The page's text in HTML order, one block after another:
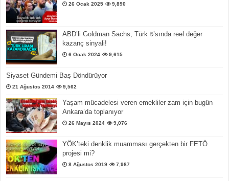
26 Ocak 2025 9,890
ABD’li Goldman Sachs, Türk ₺’sında reel değer
kazanç sinyali!
6 Ocak 2024 9,615
Siyaset Gündemi Baş Döndürüyor
21 Ağustos 2014 9,562
Yaşam mücadelesi veren emekliler zam için bugün
Ankara’da toplanıyor
26 Mayıs 2024 9,076
YÖK’teki denklik muamması gerçekten bir FETÖ
projesi mi?
8 Ağustos 2019 7,987